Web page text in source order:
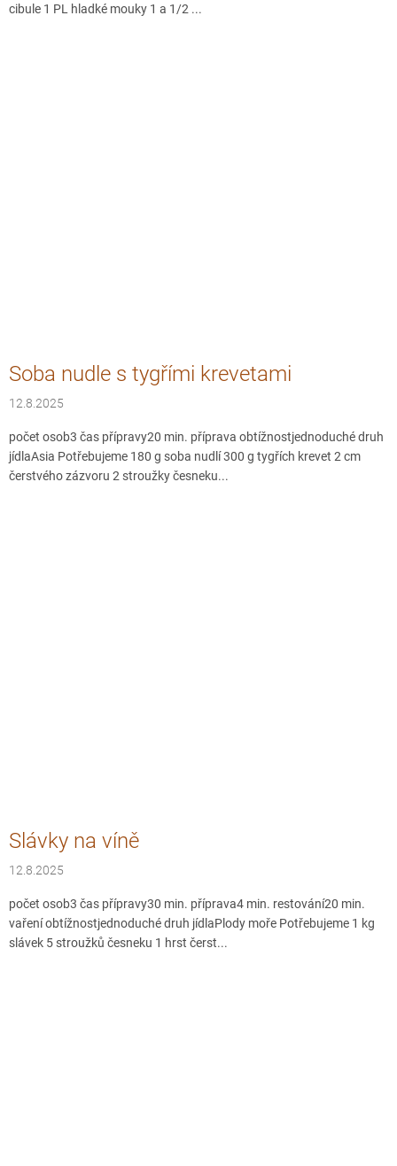
cibule 1 PL hladké mouky 1 a 1/2 ...
Soba nudle s tygřími krevetami
12.8.2025
počet osob3 čas přípravy20 min. příprava obtížnostjednoduché druh
jídlaAsia Potřebujeme 180 g soba nudlí 300 g tygřích krevet 2 cm
čerstvého zázvoru 2 stroužky česneku...
Slávky na víně
12.8.2025
počet osob3 čas přípravy30 min. příprava4 min. restování20 min.
vaření obtížnostjednoduché druh jídlaPlody moře Potřebujeme 1 kg
slávek 5 stroužků česneku 1 hrst čerst...